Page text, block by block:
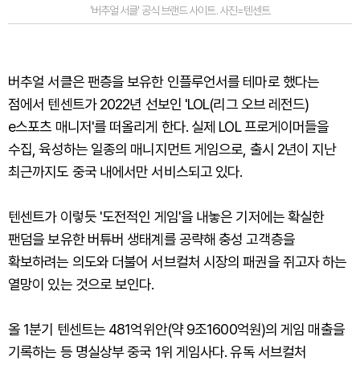
'버추얼 서클' 공식 브랜드 사이트. 사진=텐센트
버추얼 서클은 팬층을 보유한 인플루언서를 테마로 했다는
점에서 텐센트가 2022년 선보인 'LOL(리그 오브 레전드)
e스포츠 매니저'를 떠올리게 한다. 실제 LOL 프로게이머들을
수집, 육성하는 일종의 매니지먼트 게임으로, 출시 2년이 지난
최근까지도 중국 내에서만 서비스되고 있다.
텐센트가 이렇듯 '도전적인 게임'을 내놓은 기저에는 확실한
팬덤을 보유한 버튜버 생태계를 공략해 충성 고객층을
확보하려는 의도와 더불어 서브컬처 시장의 패권을 쥐고자 하는
열망이 있는 것으로 보인다.
올 1분기 텐센트는 481억위안(약 9조1600억원)의 게임 매출을
기록하는 등 명실상부 중국 1위 게임사다. 유독 서브컬처